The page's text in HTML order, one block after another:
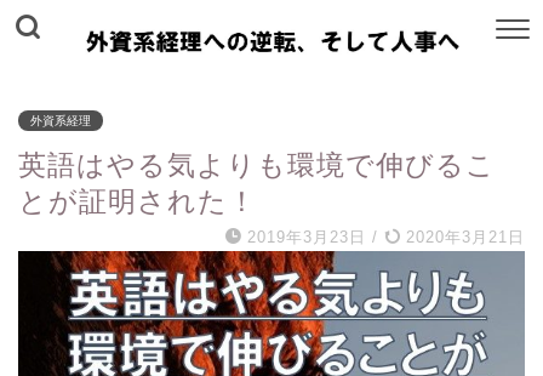
外資系経理
英語はやる気よりも環境で伸びるこ
とが証明された！
2019年3月23日 / 2020年3月21日